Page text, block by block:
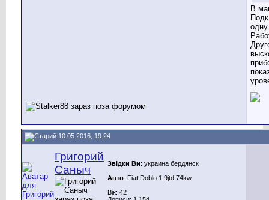
В
одну
10.05.2016, 19:24
Григорий
Саныч
Звідки Ви: украина бердянск
Авто: Fiat Doblo 1.9jtd 74kw
Вік: 42